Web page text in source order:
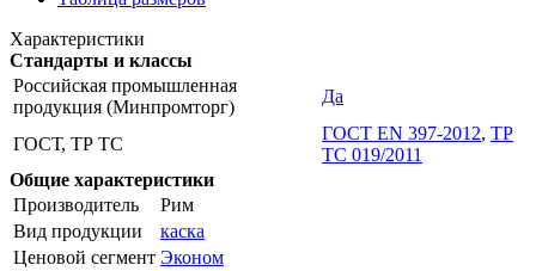
Характеристики
Стандарты и классы
Российская промышленная
продукция (Минпромторг)
Да
ГОСТ, ТР ТС
ГОСТ EN 397-2012, ТР
ТС 019/2011
Общие характеристики
Производитель
Рим
Вид продукции
каска
Ценовой сегмент Эконом